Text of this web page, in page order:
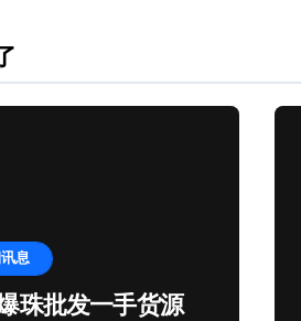
息
珠批发一手货源